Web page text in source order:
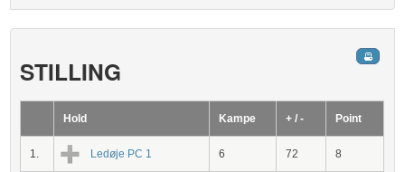
STILLING
Hold Kampe + / - Point
1. Ledøje PC 1 6 72 8